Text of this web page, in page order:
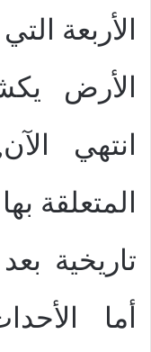
الأربعة
الأرض
انتهي
المتعلقة
تاريخية
أما